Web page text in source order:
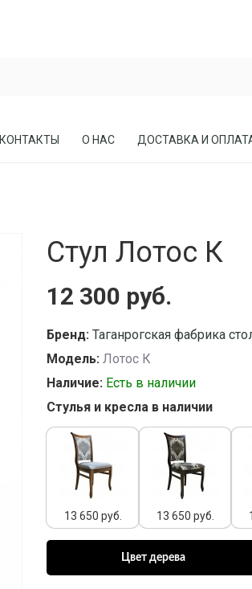
КАБИНЕТЫ,
МАТРАСЫ
КОНТАКТЫ О НАС ДОСТАВКА И
Стул Лотос К
12 300 руб.
Бренд: Таганрогская фабрика
Модель: Лотос К
Наличие: Есть в наличии
Стулья и кресла в наличии
13 650 руб. 13 650 руб.